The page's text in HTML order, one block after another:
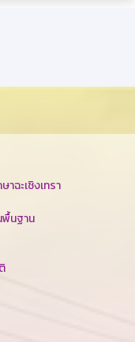
ฉะเชิงเทรา
พื้นฐาน